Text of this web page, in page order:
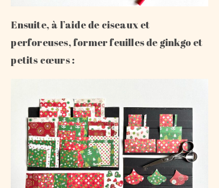
Ensuite, à l’aide de ciseaux et
perforeuses, former feuilles de ginkgo et
petits cœurs :